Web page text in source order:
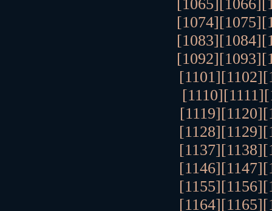
[1065][1066]
[1074][1075]
[1083][1084]
[1092][1093]
[1101][1102]
[1110][1111]
[1119][1120]
[1128][1129]
[1137][1138]
[1146][1147]
[1155][1156]
[1164][1165]